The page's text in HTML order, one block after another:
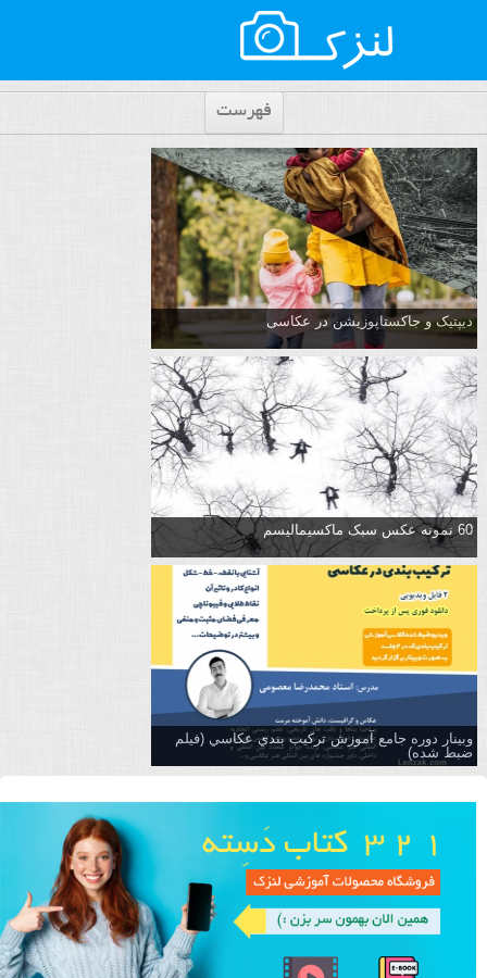
فهرست
دیپتیک و جاکستا‌پوزیشن در عکاسی
60 نمونه عکس سبک ماکسیمالیسم
وبینار دوره جامع آموزش تركيب بندي عكاسي (فیلم
ضبط شده)